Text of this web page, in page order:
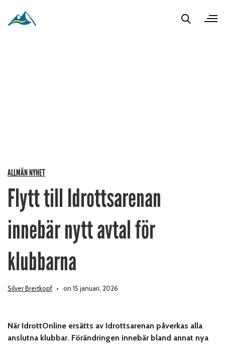
ALLMÄN NYHET
Flytt till Idrottsarenan
innebär nytt avtal för
klubbarna
Silver Breitkopf on 15 januari, 2026
När IdrottOnline ersätts av Idrottsarenan påverkas alla
anslutna klubbar. Förändringen innebär bland annat nya